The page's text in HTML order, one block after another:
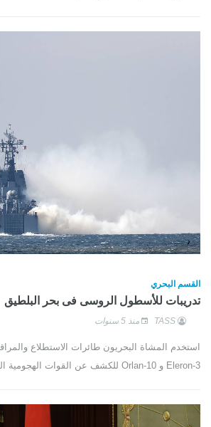
القسم البحري
تدريبات للأسطول الروسى فى بحر البلطيق
TASS منذ 5 سنوات
استخدم المشاة البحريون طائرات الاستطلاع
Eleron-3 و Orlan-10 للكشف عن القوات الهجومية البرمائية للعدو